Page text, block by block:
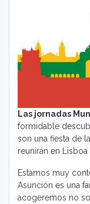
Las jornadas
formidable
son una fiesta de
reunirán en
Estamos muy
Asunción es una
acogeremos no